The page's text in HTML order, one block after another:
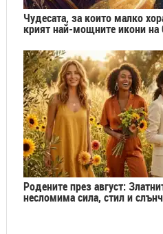
Чудесата, за които малко
крият най-мощните икони на
Родените през август:
несломима сила, стил и